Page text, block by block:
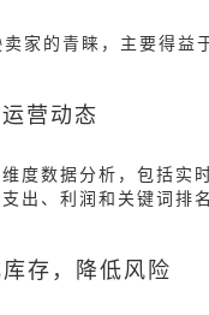
家的青睐，主要得益
营动态
度数据分析，包括实
出、利润和关键词
存，降低风险